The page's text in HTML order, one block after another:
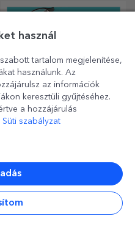
és szemüvegekhez
Tökéletes, hogy mindig
kéznél legyen, vagy hogy
gondoskodó ajándékként
használ
tartalom megjelenítése,
használunk. Az
az információk
keresztüli gyűjtéséhez.
a hozzájárulás
Süti szabályzat